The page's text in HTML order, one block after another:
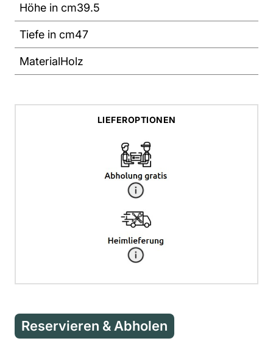
Höhe in cm39.5
Tiefe in cm47
MaterialHolz
LIEFEROPTIONEN
Reservieren & Abholen